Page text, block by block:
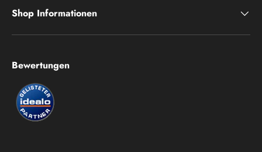
Shop Informationen
Bewertungen